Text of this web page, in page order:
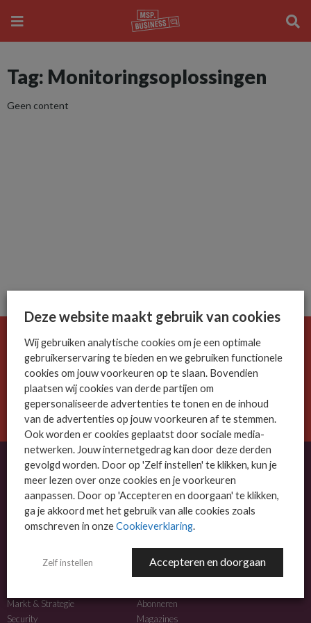
Tag: Monitoringsoplossingen
Geen content
De ICT-wereld is snel. Mis niets.
Meld je nu aan voor de MSP Business nieuwsbrief.
AANMELDEN
OVER MSP BUSINESS
MSP Business is het kennisplatform voor IT-dienstverleners met MKB-focus.
NIEUWS
Markt & Strategie
Security
MEER INFO
Abonneren
Magazines
Deze website maakt gebruik van cookies
Wij gebruiken analytische cookies om je een optimale
gebruikerservaring te bieden en we gebruiken functionele
cookies om jouw voorkeuren op te slaan. Bovendien
plaatsen wij cookies van derde partijen om
gepersonaliseerde advertenties te tonen en de inhoud
van de advertenties op jouw voorkeuren af te stemmen.
Ook worden er cookies geplaatst door sociale media-
netwerken. Jouw internetgedrag kan door deze derden
gevolgd worden. Door op 'Zelf instellen' te klikken, kun je
meer lezen over onze cookies en je voorkeuren
aanpassen. Door op 'Accepteren en doorgaan' te klikken,
ga je akkoord met het gebruik van alle cookies zoals
omschreven in onzeCookieverklaring.
Zelf instellen Accepteren en doorgaan